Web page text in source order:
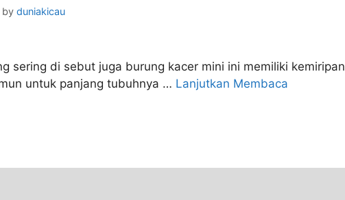
by duniakicau
sering di sebut juga burung kacer mini ini memiliki kemiripan
untuk panjang tubuhnya … Lanjutkan Membaca